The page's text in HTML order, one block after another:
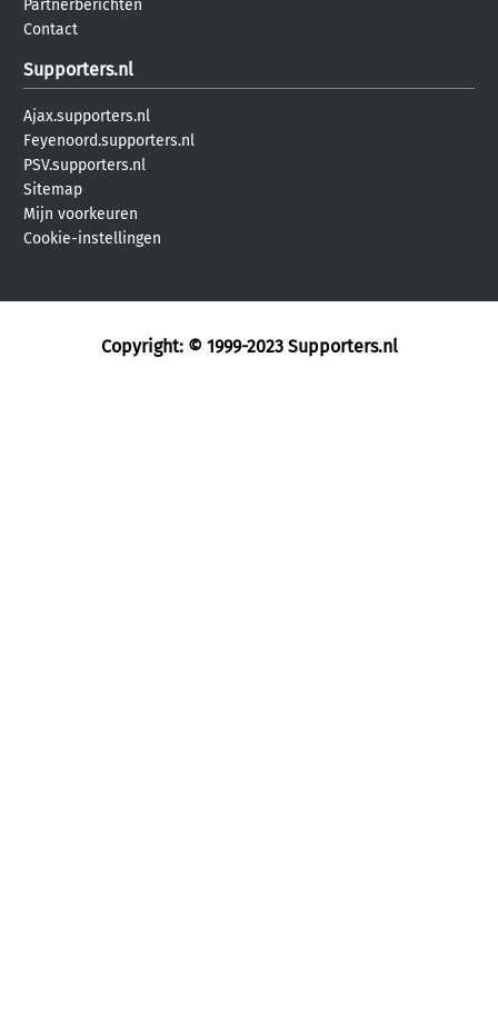
Partnerberichten
Contact
Supporters.nl
Ajax.supporters.nl
Feyenoord.supporters.nl
PSV.supporters.nl
Sitemap
Mijn voorkeuren
Cookie-instellingen
Copyright: © 1999-2023 Supporters.nl